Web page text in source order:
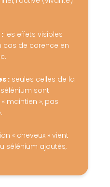
les effets visibles
cas de carence en
:seules celles de la
sont
maintien », pas
« cheveux » vient
sélénium ajoutés,